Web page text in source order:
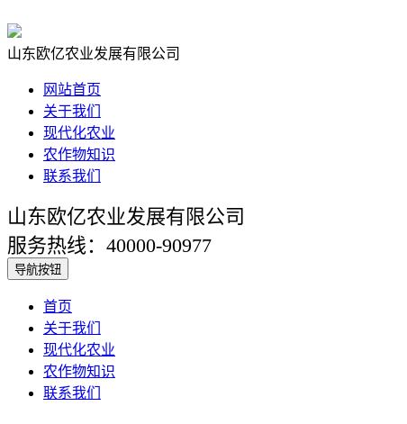
山东欧亿农业发展有限公司
网站首页
关于我们
现代化农业
农作物知识
联系我们
山东欧亿农业发展有限公司
服务热线：40000-90977
导航按钮
首页
关于我们
现代化农业
农作物知识
联系我们